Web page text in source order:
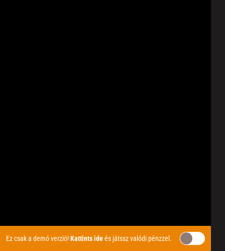
Ez csak a demó verzió!Kattints ideés játssz valódi pénzzel.